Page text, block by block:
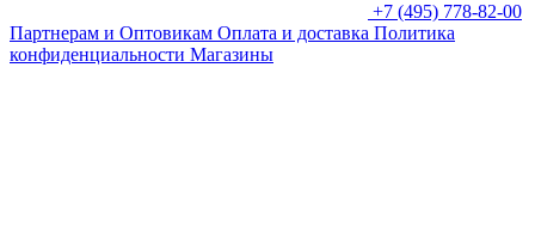
+7 (495) 778-82-00
Партнерам и Оптовикам Оплата и доставка Политика
конфиденциальности Магазины